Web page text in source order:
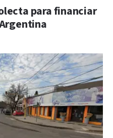
para financiar